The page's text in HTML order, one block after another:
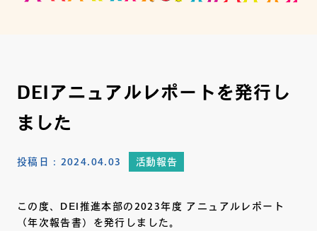
DEIアニュアルレポートを発行し
ました
投稿日： 2024.04.03 活動報告
この度、DEI推進本部の2023年度 アニュアルレポート
（年次報告書）を発行しました。